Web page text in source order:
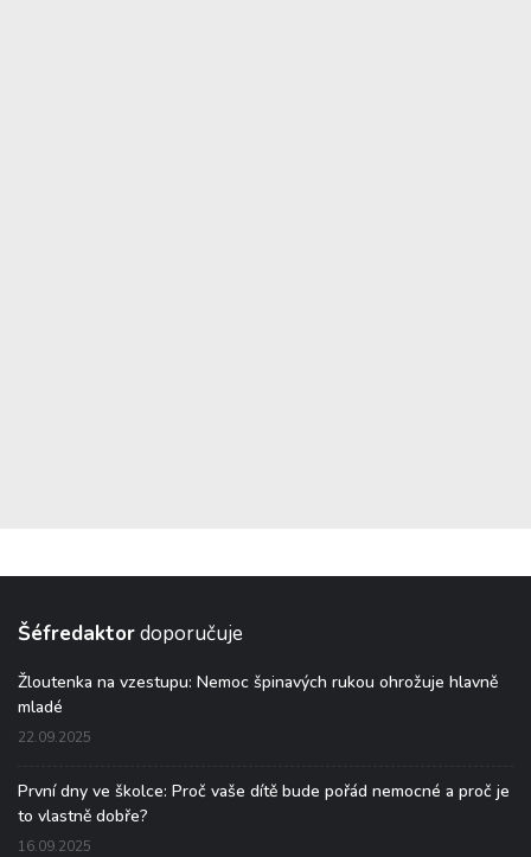
Šéfredaktordoporučuje
Žloutenka na vzestupu: Nemoc špinavých rukou ohrožuje hlavně
mladé
22.09.2025
První dny ve školce: Proč vaše dítě bude pořád nemocné a proč je
to vlastně dobře?
16.09.2025